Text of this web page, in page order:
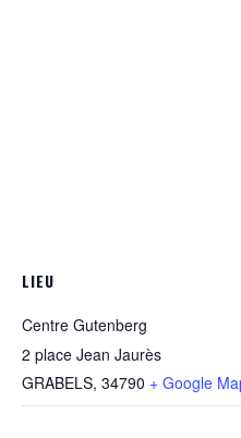
LIEU
Centre Gutenberg
2 place Jean Jaurès
GRABELS, 34790 + Google